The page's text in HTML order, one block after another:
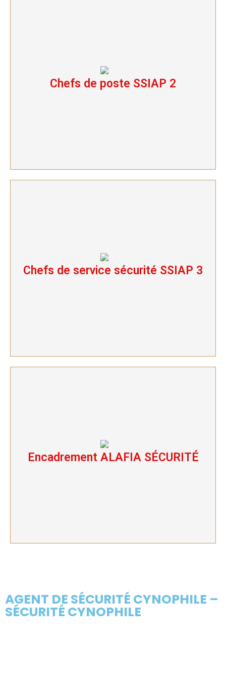
Chefs de poste SSIAP 2
Chefs de poste SSIAP 2
Chefs de service sécurité SSIAP 3
Chefs de service sécurité SSIAP 3
Encadrement ALAFIA SÉCURITÉ
Encadrement ALAFIA SÉCURITÉ
AGENT DE SÉCURITÉ CYNOPHILE –
SÉCURITÉ CYNOPHILE